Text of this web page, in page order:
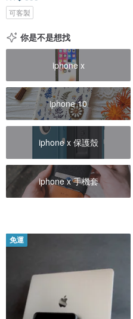
可客製
你是不是想找
iphone x
iphone 10
iphone x 保護殼
iphone x 手機套
免運